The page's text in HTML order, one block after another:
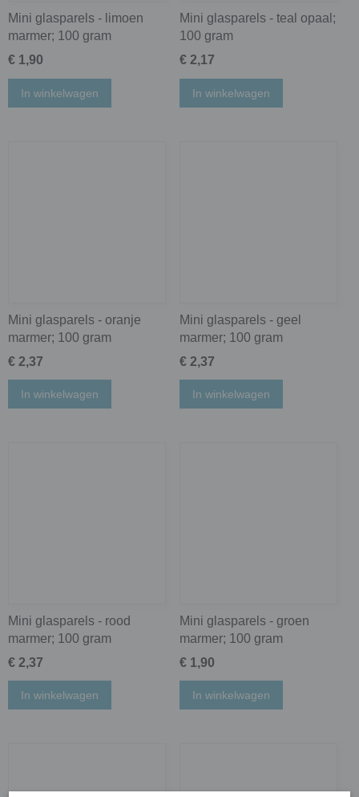
Mini glasparels - limoen
marmer; 100 gram
€ 1,90
In winkelwagen
Mini glasparels - teal opaal;
100 gram
€ 2,17
In winkelwagen
Mini glasparels - oranje
marmer; 100 gram
€ 2,37
In winkelwagen
Mini glasparels - geel
marmer; 100 gram
€ 2,37
In winkelwagen
Mini glasparels - rood
marmer; 100 gram
€ 2,37
In winkelwagen
Mini glasparels - groen
marmer; 100 gram
€ 1,90
In winkelwagen